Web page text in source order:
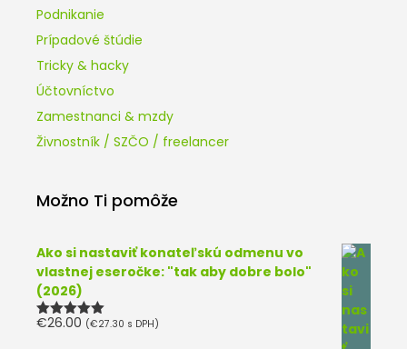
Podnikanie
Prípadové štúdie
Tricky & hacky
Účtovníctvo
Zamestnanci & mzdy
Živnostník / SZČO / freelancer
Možno Ti pomôže
Ako si nastaviť konateľskú odmenu vo
vlastnej eseročke: "tak aby dobre bolo"
(2026)
Hodnotenie
€26.00 (€27.30 s DPH)